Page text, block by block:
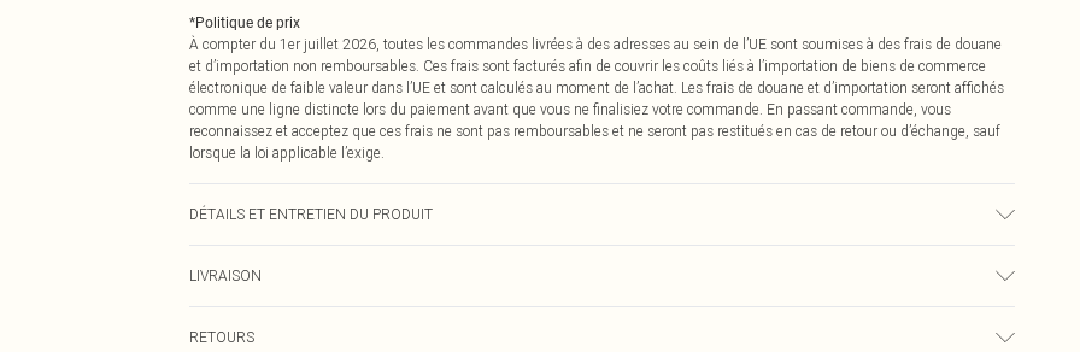
*Politique de prix
À compter du 1er juillet 2026, toutes les commandes livrées à des adresses au sein de l’UE sont soumises à des frais de douane
et d’importation non remboursables. Ces frais sont facturés afin de couvrir les coûts liés à l’importation de biens de commerce
électronique de faible valeur dans l’UE et sont calculés au moment de l’achat. Les frais de douane et d’importation seront affichés
comme une ligne distincte lors du paiement avant que vous ne finalisiez votre commande. En passant commande, vous
reconnaissez et acceptez que ces frais ne sont pas remboursables et ne seront pas restitués en cas de retour ou d’échange, sauf
lorsque la loi applicable l’exige.
DÉTAILS ET ENTRETIEN DU PRODUIT
LIVRAISON
RETOURS